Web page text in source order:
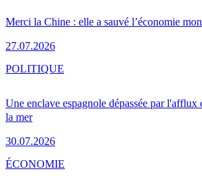
Merci la Chine : elle a sauvé l’économie
27.07.2026
Une enclave espagnole dépassée par
la mer
30.07.2026
POLITIQUE
ÉCONOMIE